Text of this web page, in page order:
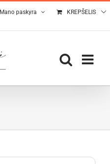
Mano paskyra KREPŠELIS